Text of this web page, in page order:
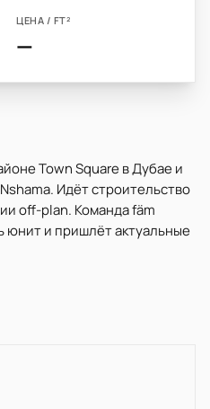
ЦЕНА / FT²
—
Town Square в Дубае и
Идёт строительство
off-plan. Команда fäm
юнит и пришлёт актуальные